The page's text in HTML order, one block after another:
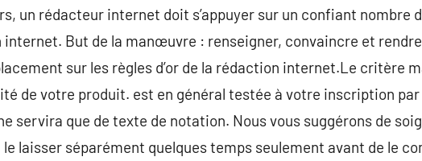
un rédacteur internet doit s’appuyer sur un confiant nombre
But de la manœuvre : renseigner, convaincre et
sur les règles d’or de la rédaction internet.Le critère
de votre produit. est en général testée à votre inscription par
servira que de texte de notation. Nous vous suggérons de
laisser séparément quelques temps seulement avant de le